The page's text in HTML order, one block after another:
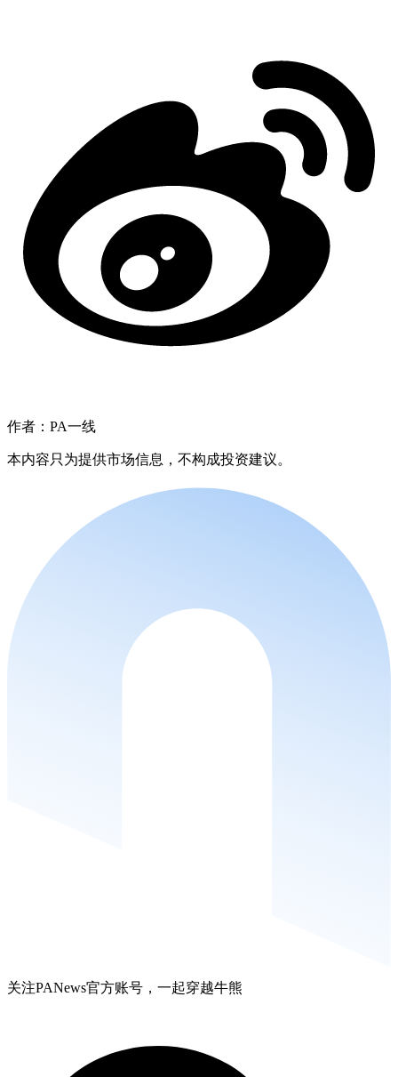
作者：PA一线
本内容只为提供市场信息，不构成投资建议。
关注PANews官方账号，一起穿越牛熊